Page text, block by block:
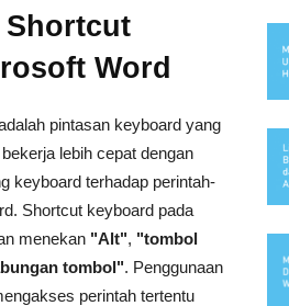
Shortcut
Word
pintasan keyboard yang
lebih cepat dengan
keyboard terhadap perintah-
Shortcut keyboard pada
menekan "Alt", "tombol
tombol". Penggunaan
perintah tertentu